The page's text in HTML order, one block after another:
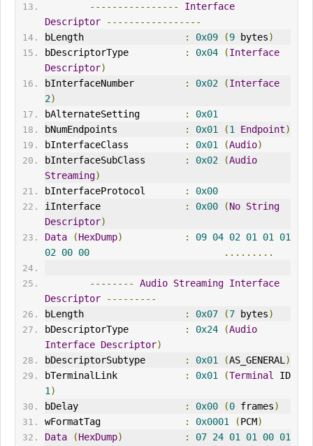
----------------
Interface
Descriptor
-----------------
bLength
: 0x09 (9 bytes)
bDescriptorType
: 0x04 (Interface
Descriptor)
bInterfaceNumber
: 0x02 (Interface
2)
bAlternateSetting
:
0x01
bNumEndpoints
: 0x01 (1 Endpoint)
bInterfaceClass
: 0x01 (Audio)
bInterfaceSubClass
: 0x02 (Audio
Streaming)
bInterfaceProtocol
:
0x00
iInterface
: 0x00 (No String
Descriptor)
Data
(HexDump) : 09 04 02 01 01
01
02 00 00 .........
-------- Audio Streaming Interface
Descriptor
---------
bLength
: 0x07 (7 bytes)
bDescriptorType
: 0x24 (Audio
Interface Descriptor)
bDescriptorSubtype
: 0x01 (AS_GENERAL )
bTerminalLink
: 0x01 (Terminal
ID
1 )
bDelay
: 0x00 (0 frames)
wFormatTag
: 0x0001 (PCM)
Data
(HexDump) : 07 24 01 01 00 01